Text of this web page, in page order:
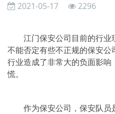
2021-05-17 2296
江门保安公司目前的行业
不能否定有些不正规的保安
行业造成了非常大的负面影
慌。
作为保安公司，保安队员